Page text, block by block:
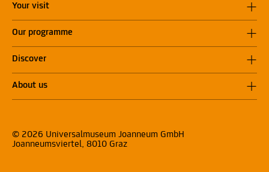
Your visit
Our programme
Discover
About us
© 2026 Universalmuseum Joanneum GmbH
Joanneumsviertel, 8010 Graz